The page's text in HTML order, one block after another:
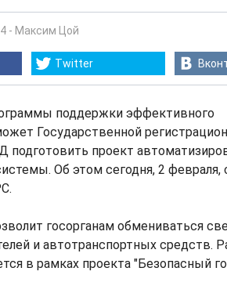
- Максим Цой
Twitter
поддержки эффективного
Государственной
проект
Об этом сегодня, 2 февраля,
госорганам обмениваться
и автотранспортных средств.
в рамках проекта "Безопасный